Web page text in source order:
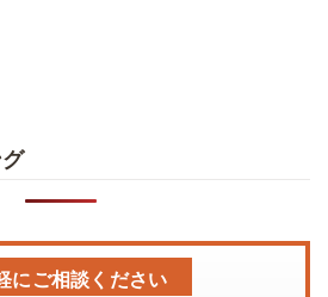
にご相談ください